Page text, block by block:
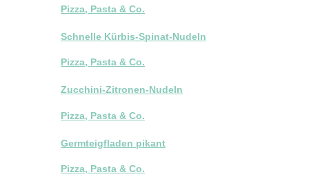
Pizza, Pasta & Co.
Schnelle Kürbis-Spinat-Nudeln
Pizza, Pasta & Co.
Zucchini-Zitronen-Nudeln
Pizza, Pasta & Co.
Germteigfladen pikant
Pizza, Pasta & Co.